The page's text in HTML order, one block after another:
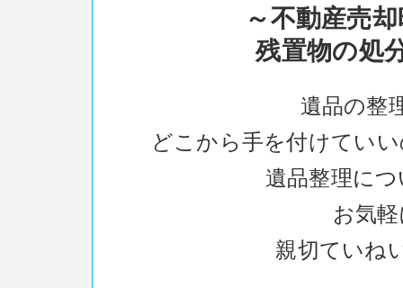
～不動産売
残置物の処
遺品の整
どこから手を付けてい
遺品整理に
お気
親切ていね